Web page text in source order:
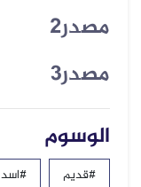
مصدر2
مصدر3
الوسوم
#قديم #اسد